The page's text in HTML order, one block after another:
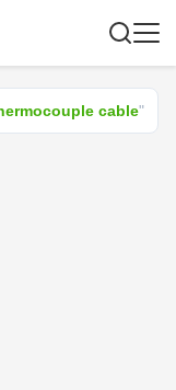
cable"